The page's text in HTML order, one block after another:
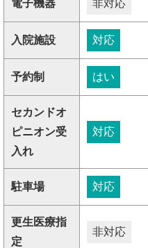
電子機器 非対応
入院施設 対応
予約制 はい
セカンドオ
ピニオン受
入れ
対応
駐車場 対応
更生医療指
定
非対応